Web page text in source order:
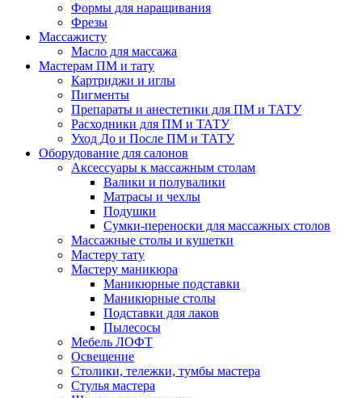
Формы для наращивания
Фрезы
Массажисту
Масло для массажа
Мастерам ПМ и тату
Картриджи и иглы
Пигменты
Препараты и анестетики для ПМ и ТАТУ
Расходники для ПМ и ТАТУ
Уход До и После ПМ и ТАТУ
Оборудование для салонов
Аксессуары к массажным столам
Валики и полувалики
Матрасы и чехлы
Подушки
Сумки-переноски для массажных столов
Массажные столы и кушетки
Мастеру тату
Мастеру маникюра
Маникюрные подставки
Маникюрные столы
Подставки для лаков
Пылесосы
Мебель ЛОФТ
Освещение
Столики, тележки, тумбы мастера
Стулья мастера